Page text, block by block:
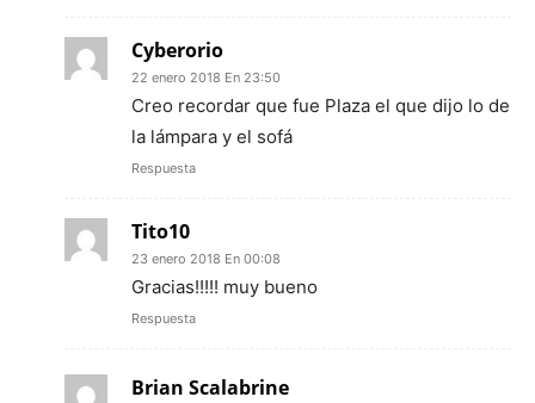
Cyberorio
22 enero 2018 En 23:50
Creo recordar que fue Plaza el que dijo lo de
la lámpara y el sofá
Respuesta
Tito10
23 enero 2018 En 00:08
Gracias!!!!! muy bueno
Respuesta
Brian Scalabrine